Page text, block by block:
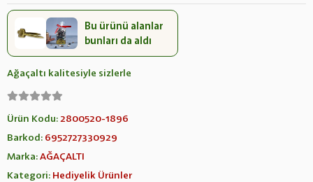
Bu ürünü alanlar
bunları da aldı
Ağaçaltı kalitesiyle sizlerle
Ürün Kodu:2800520-1896
Barkod: 6952727330929
Marka:AĞAÇALTI
Kategori: Hediyelik Ürünler